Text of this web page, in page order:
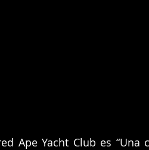
Ape Yacht Club es